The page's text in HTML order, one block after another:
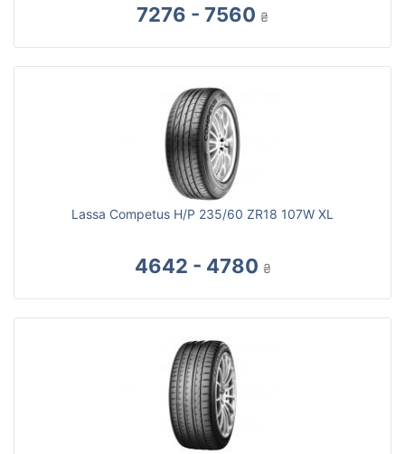
7276 - 7560 ₴
Lassa Competus H/P 235/60 ZR18 107W XL
4642 - 4780 ₴